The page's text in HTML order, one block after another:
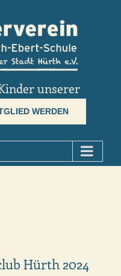
unserer
WERDEN
Hürth 2024